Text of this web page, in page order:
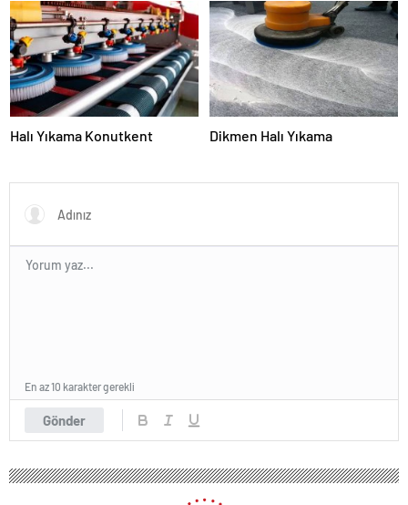
Halı Yıkama Konutkent Dikmen Halı Yıkama
Gönder
En az 10 karakter gerekli